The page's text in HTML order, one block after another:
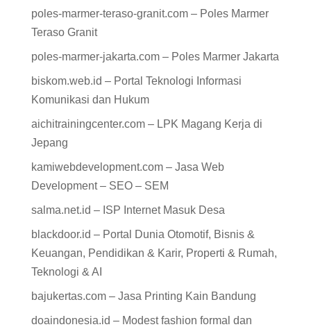
poles-marmer-teraso-granit.com – Poles Marmer
Teraso Granit
poles-marmer-jakarta.com – Poles Marmer Jakarta
biskom.web.id – Portal Teknologi Informasi
Komunikasi dan Hukum
aichitrainingcenter.com – LPK Magang Kerja di
Jepang
kamiwebdevelopment.com – Jasa Web
Development – SEO – SEM
salma.net.id – ISP Internet Masuk Desa
blackdoor.id – Portal Dunia Otomotif, Bisnis &
Keuangan, Pendidikan & Karir, Properti & Rumah,
Teknologi & AI
bajukertas.com – Jasa Printing Kain Bandung
doaindonesia.id – Modest fashion formal dan